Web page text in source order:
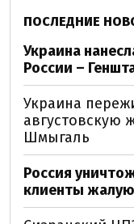
ПОСЛЕДНИЕ
Украина
России –
Украина
августовскую
Шмыгаль
Россия
клиенты